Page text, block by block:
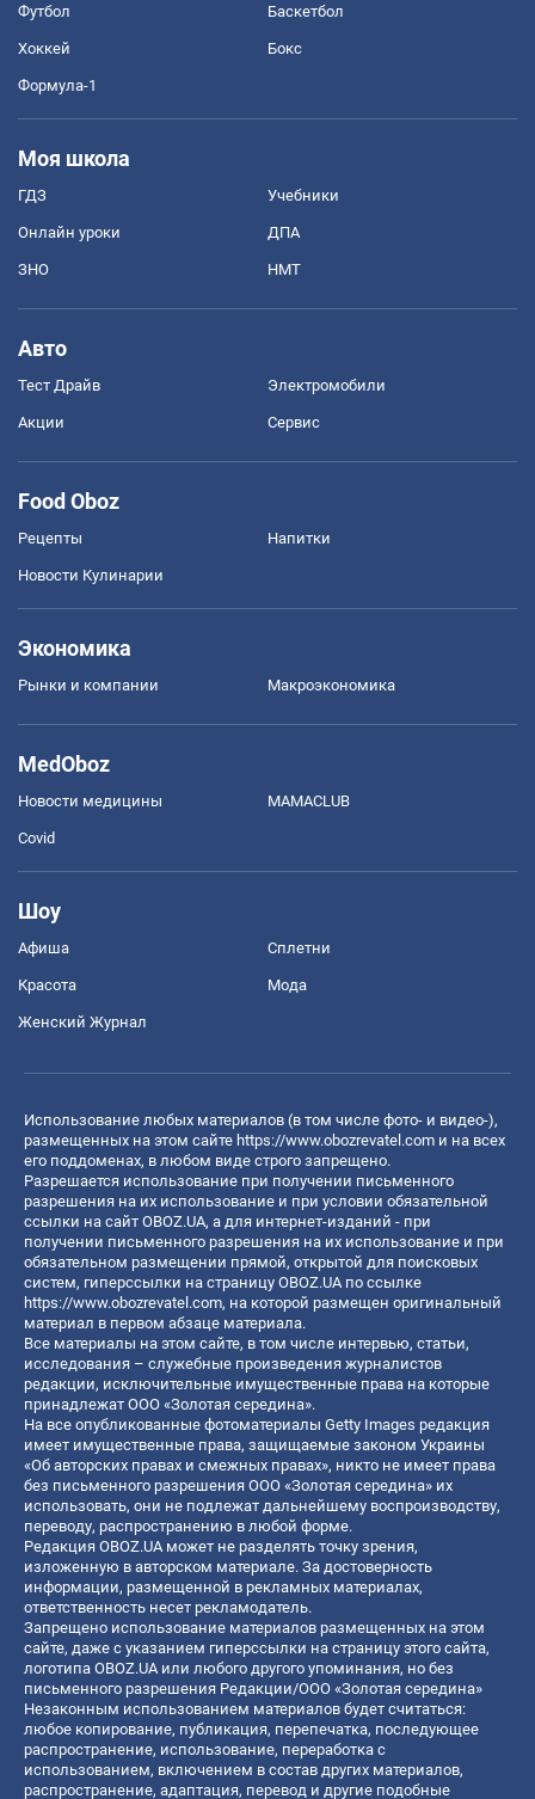
Футбол Баскетбол
Хоккей Бокс
Формула-1
Моя школа
ГДЗ Учебники
Онлайн уроки ДПА
ЗНО НМТ
Авто
Тест Драйв Электромобили
Акции Сервис
Food Oboz
Рецепты Напитки
Новости Кулинарии
Экономика
Рынки и компании Mакроэкономика
MedOboz
Новости медицины MAMACLUB
Covid
Шоу
Афиша Сплетни
Красота Мода
Женский Журнал
Использование любых материалов (в том числе фото- и видео-),
размещенных на этом сайте https://www.obozrevatel.com и на всех
его поддоменах, в любом виде строго запрещено.
Разрешается использование при получении письменного
разрешения на их использование и при условии обязательной
ссылки на сайт OBOZ.UA, а для интернет-изданий - при
получении письменного разрешения на их использование и при
обязательном размещении прямой, открытой для поисковых
систем, гиперссылки на страницу OBOZ.UA по ссылке
https://www.obozrevatel.com, на которой размещен оригинальный
материал в первом абзаце материала.
Все материалы на этом сайте, в том числе интервью, статьи,
исследования – служебные произведения журналистов
редакции, исключительные имущественные права на которые
принадлежат ООО «Золотая середина».
На все опубликованные фотоматериалы Getty Images редакция
имеет имущественные права, защищаемые законом Украины
«Об авторских правах и смежных правах», никто не имеет права
без письменного разрешения ООО «Золотая середина» их
использовать, они не подлежат дальнейшему воспроизводству,
переводу, распространению в любой форме.
Редакция OBOZ.UA может не разделять точку зрения,
изложенную в авторском материале. За достоверность
информации, размещенной в рекламных материалах,
ответственность несет рекламодатель.
Запрещено использование материалов размещенных на этом
сайте, даже с указанием гиперссылки на страницу этого сайта,
логотипа OBOZ.UA или любого другого упоминания, но без
письменного разрешения Редакции/ООО «Золотая середина»
Незаконным использованием материалов будет считаться:
любое копирование, публикация, перепечатка, последующее
распространение, использование, переработка с
использованием, включением в состав других материалов,
распространение, адаптация, перевод и другие подобные